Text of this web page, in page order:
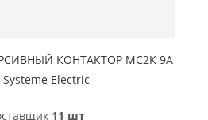
КОНТАКТОР MC2K 9A
Electric
11 шт